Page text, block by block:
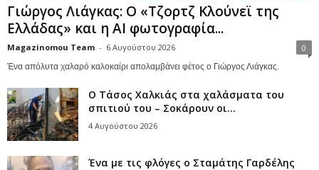
Γιώργος Λιάγκας: Ο «Τζορτζ Κλούνεϊ της
Ελλάδας» και η AI φωτογραφία...
Magazinomou Team - 6 Αυγούστου 2026 0
Ένα απόλυτα χαλαρό καλοκαίρι απολαμβάνει φέτος ο Γιώργος Λιάγκας.
Ο Τάσος Χαλκιάς στα χαλάσματα του
σπιτιού του – Σοκάρουν οι...
4 Αυγούστου 2026
Ένα με τις φλόγες ο Σταμάτης Γαρδέλης